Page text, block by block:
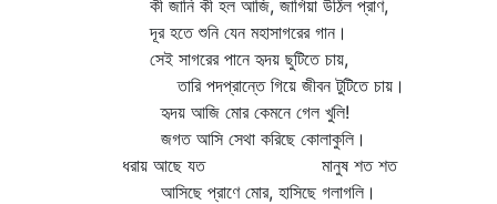
কী জানি কী হল আজি, জাগিয়া উঠিল প্রাণ,
দূর হতে শুনি যেন মহাসাগরের গান।
সেই সাগরের পানে হৃদয় ছুটিতে চায়,
তারি পদপ্রান্তে গিয়ে জীবন টুটিতে চায়।
হৃদয় আজি মোর কেমনে গেল খুলি!
জগত আসি সেথা করিছে কোলাকুলি।
ধরায় আছে যত মানুষ শত শত
আসিছে প্রাণে মোর, হাসিছে গলাগলি।